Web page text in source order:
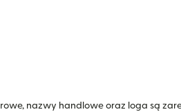
nazwy handlowe oraz loga są